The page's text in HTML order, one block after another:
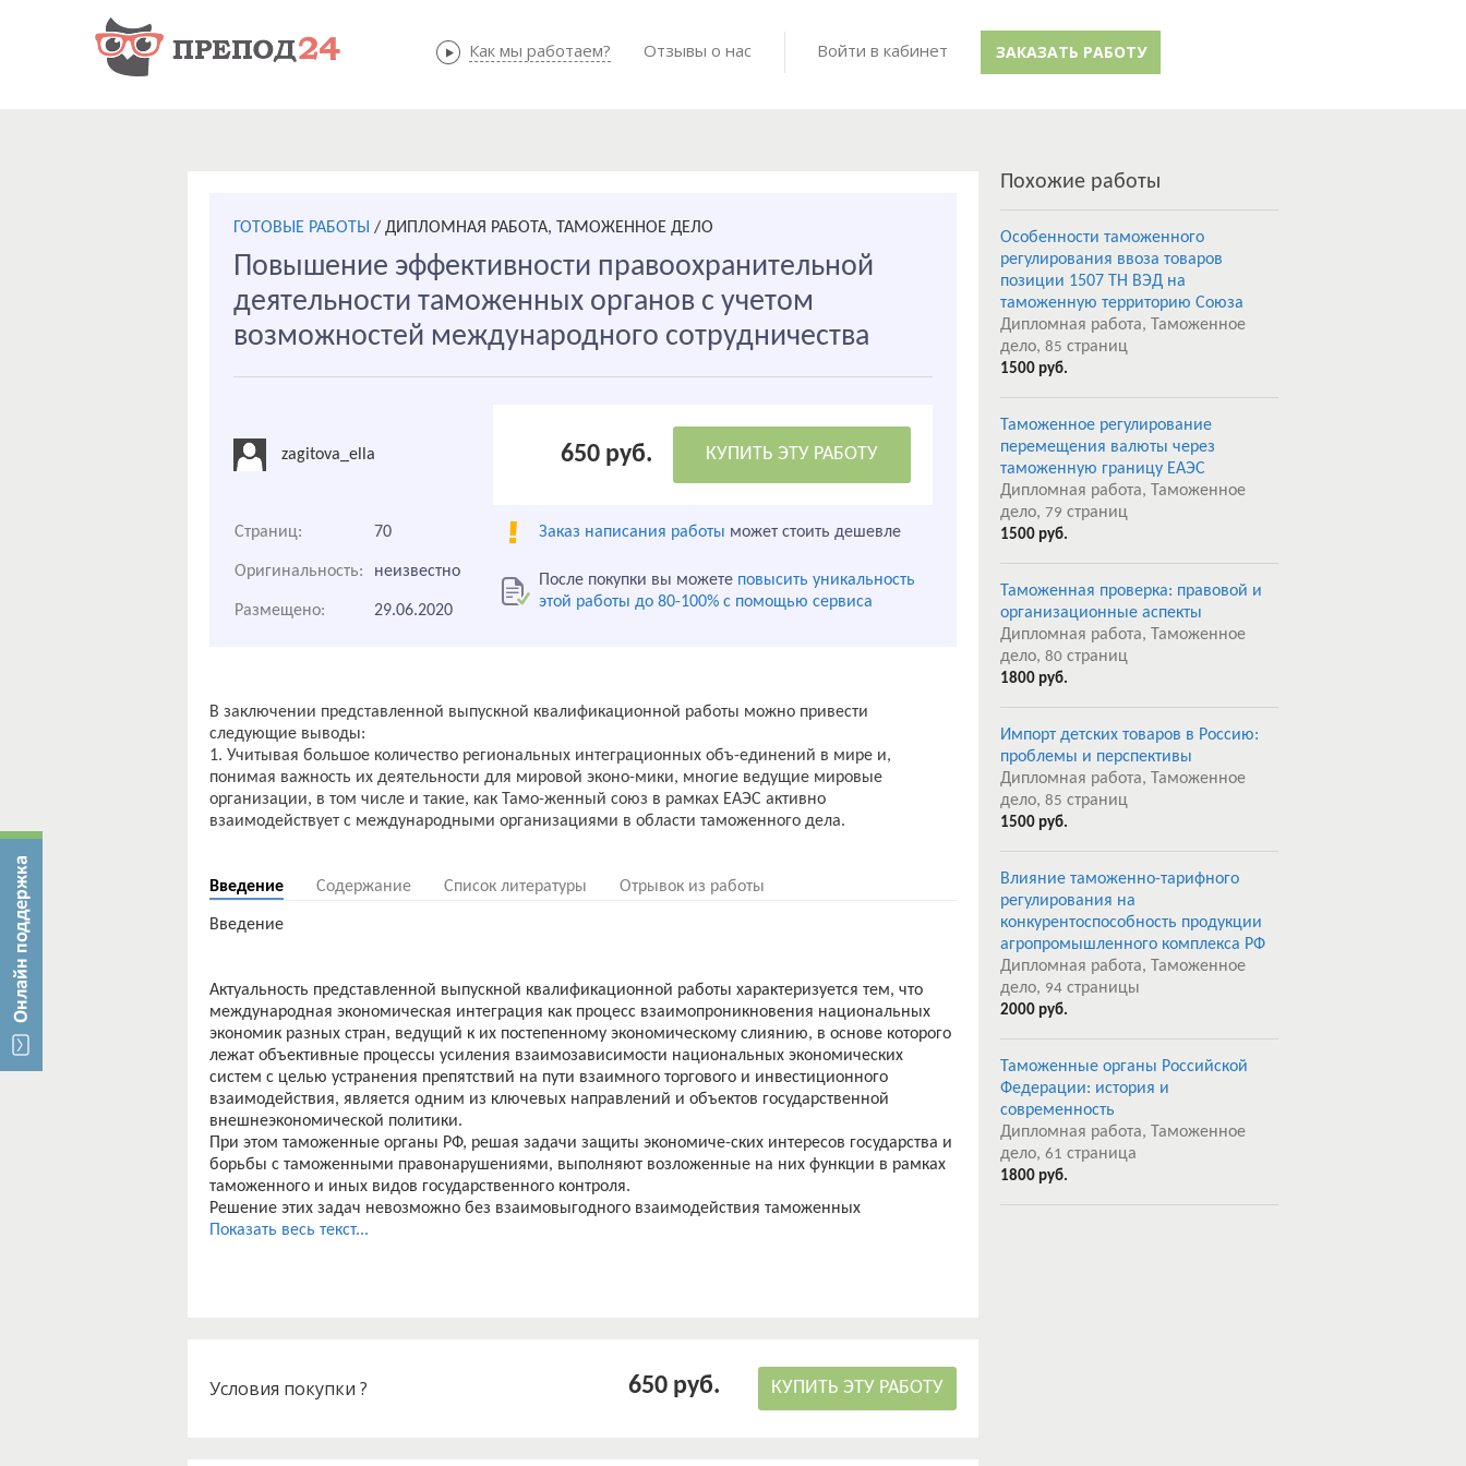
Как мы работаем? Готовые работы
Как мы работаем? Отзывы о нас Войти в кабинет ЗАКАЗАТЬ РАБОТУ
ГОТОВЫЕ РАБОТЫ / ДИПЛОМНАЯ РАБОТА, ТАМОЖЕННОЕ ДЕЛО
Повышение эффективности правоохранительной
деятельности таможенных органов с учетом
возможностей международного сотрудничества
zagitova_ella 650 руб. КУПИТЬ ЭТУ РАБОТУ
Страниц: 70 Заказ написания работы может стоить дешевле
Оригинальность: неизвестно После покупки вы можете повысить уникальность
этой работы до 80-100% с помощью сервиса
Размещено: 29.06.2020
В заключении представленной выпускной квалификационной работы можно привести
следующие выводы:
1. Учитывая большое количество региональных интеграционных объ-единений в мире и,
понимая важность их деятельности для мировой эконо-мики, многие ведущие мировые
организации, в том числе и такие, как Тамо-женный союз в рамках ЕАЭС активно
взаимодействует с международными организациями в области таможенного дела.
Введение Содержание Список литературы Отрывок из работы
Введение
Актуальность представленной выпускной квалификационной работы характеризуется тем, что
международная экономическая интеграция как процесс взаимопроникновения национальных
экономик разных стран, ведущий к их постепенному экономическому слиянию, в основе которого
лежат объективные процессы усиления взаимозависимости национальных экономических
систем с целью устранения препятствий на пути взаимного торгового и инвестиционного
взаимодействия, является одним из ключевых направлений и объектов государственной
внешнеэкономической политики.
При этом таможенные органы РФ, решая задачи защиты экономиче-ских интересов государства и
борьбы с таможенными правонарушениями, выполняют возложенные на них функции в рамках
таможенного и иных видов государственного контроля.
Решение этих задач невозможно без взаимовыгодного взаимодействия таможенных
администраций и оперативного международного обмена необходимой информацией, в том
организациями позволит: расши-рить и укрепить договорную правовую базу таможенного
сотрудничества в двустороннем и многостороннем формате; активизировать работу по
Показать весь текст...
Условия покупки ? 650 руб. КУПИТЬ ЭТУ РАБОТУ
Похожие работы
Особенности таможенного
регулирования ввоза товаров
позиции 1507 ТН ВЭД на
таможенную территорию Союза
Дипломная работа, Таможенное
дело, 85 страниц
1500 руб.
Таможенное регулирование
перемещения валюты через
таможенную границу ЕАЭС
Дипломная работа, Таможенное
дело, 79 страниц
1500 руб.
Таможенная проверка: правовой и
организационные аспекты
Дипломная работа, Таможенное
дело, 80 страниц
1800 руб.
Импорт детских товаров в Россию:
проблемы и перспективы
Дипломная работа, Таможенное
дело, 85 страниц
1500 руб.
Влияние таможенно-тарифного
регулирования на
конкурентоспособность продукции
агропромышленного комплекса РФ
Дипломная работа, Таможенное
дело, 94 страницы
2000 руб.
Таможенные органы Российской
Федерации: история и
современность
Дипломная работа, Таможенное
дело, 61 страница
1800 руб.